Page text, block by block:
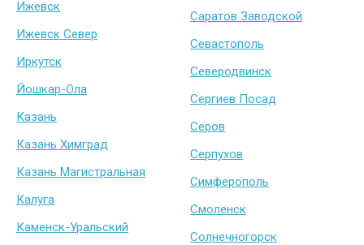
Ижевск
Ижевск Север
Иркутск
Йошкар-Ола
Казань
Казань Химград
Казань Магистральная
Калуга
Каменск-Уральский
Саратов Заводской
Севастополь
Северодвинск
Сергиев Посад
Серов
Серпухов
Симферополь
Смоленск
Солнечногорск